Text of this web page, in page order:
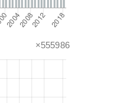
×555986